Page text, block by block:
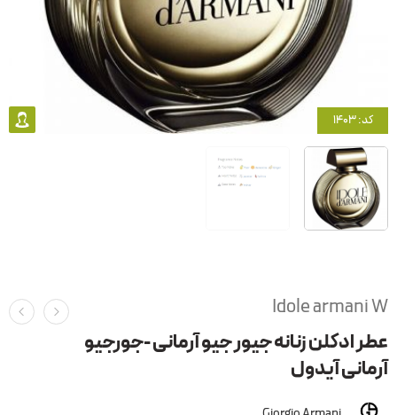
کد: 1403
Idole armani W
عطر ادکلن زنانه جیور جیو آرمانی -جورجیو
آرمانی آیدول